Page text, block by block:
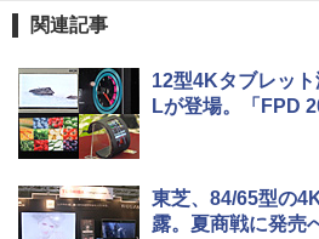
関連記事
12型4Kタブレッ
Lが登場。「FPD
東芝、84/65型の
露。夏商戦に発売